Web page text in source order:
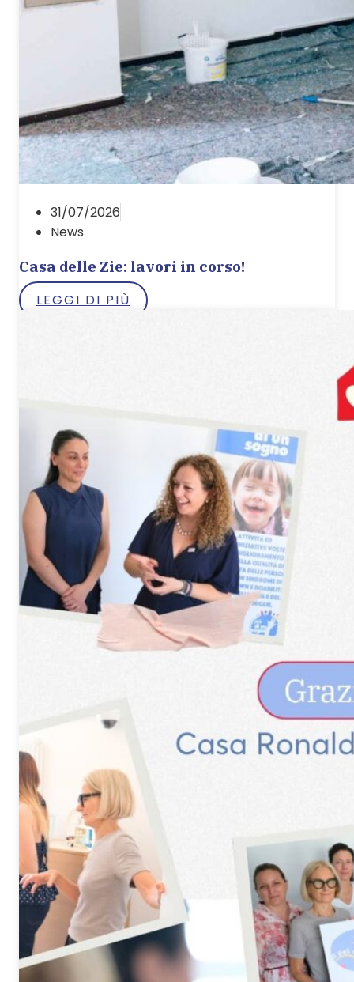
31/07/2026
News
Casa delle Zie: lavori in corso!
LEGGI DI PIÙ